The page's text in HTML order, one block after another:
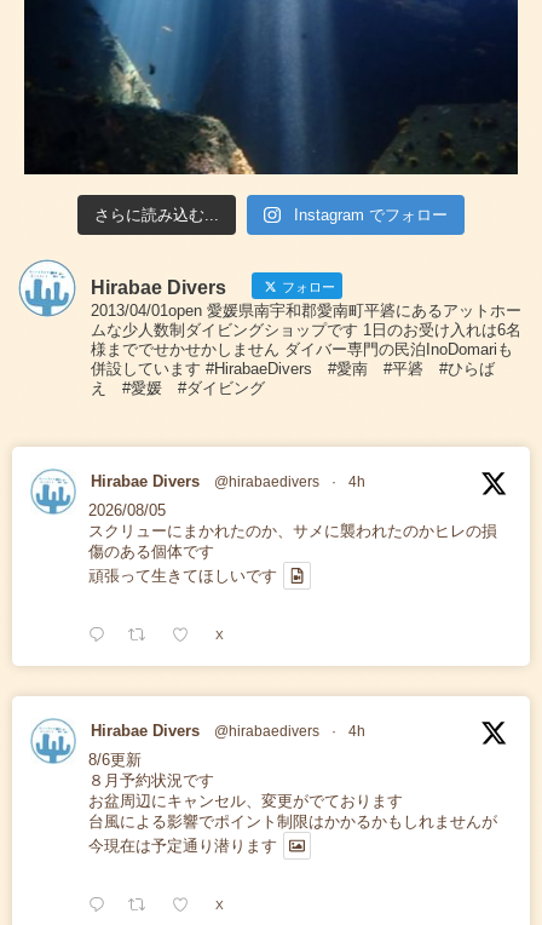
さらに読み込む... Instagram でフォロー
Hirabae Divers フォロー
2013/04/01open 愛媛県南宇和郡愛南町平碆にあるアットホー
ムな少人数制ダイビングショップです 1日のお受け入れは6名
様まででせかせかしません ダイバー専門の民泊InoDomariも
併設しています #HirabaeDivers #愛南 #平碆 #ひらば
え #愛媛 #ダイビング
Hirabae Divers @hirabaedivers · 4h
2026/08/05
スクリューにまかれたのか、サメに襲われたのかヒレの損
傷のある個体です
頑張って生きてほしいです
X
Hirabae Divers @hirabaedivers · 4h
8/6更新
８月予約状況です
お盆周辺にキャンセル、変更がでております
台風による影響でポイント制限はかかるかもしれませんが
今現在は予定通り潜ります
X